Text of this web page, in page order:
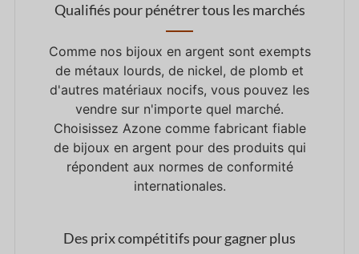
Qualifiés pour pénétrer tous les marchés
Comme nos bijoux en argent sont exempts
de métaux lourds, de nickel, de plomb et
d'autres matériaux nocifs, vous pouvez les
vendre sur n'importe quel marché.
Choisissez Azone comme fabricant fiable
de bijoux en argent pour des produits qui
répondent aux normes de conformité
internationales.
Des prix compétitifs pour gagner plus